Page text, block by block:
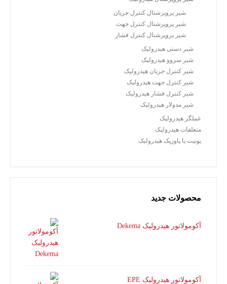
شیر پروپرشنال کنترل جریان
شیر پروپرشنال کنترل جهت
شیر پروپرشنال کنترل فشار
شیر دستی هیدرولیک
شیر سروو هیدرولیک
شیر کنترل جریان هیدرولیک
شیر کنترل جهت هیدرولیک
شیر کنترل فشار هیدرولیک
شیر مدولار هیدرولیک
عملگر هیدرولیک
متعلقات هیدرولیک
یونیت یا پاورپک هیدرولیک
محصولات جدید
آکومولاتور هیدرولیک Dekema
آکومولاتور هیدرولیک EPE